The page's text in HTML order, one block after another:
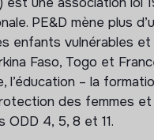
PE&D mène plus
enfants vulnérables et
Faso, Togo et
– la
des femmes
ODD 4, 5, 8 et 11.